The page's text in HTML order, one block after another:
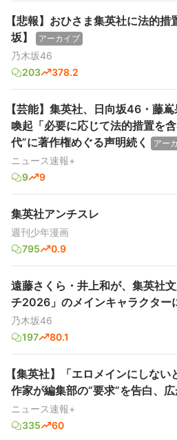
【悲報】おひさま集英社に法的
坂】
アーカイブ
乃木坂46
203
378.2
【芸能】集英社、日向坂46・藤
喚起「必要に応じて法的措置を
代”に著作権めぐる声明続く
アー
ニュース速報+
9
9
集英社アンチスレ
週刊少年漫画
795
0.9
遠藤さくら・井上和が、集英社
チ2026」のメインキャラクター
乃木坂46
197
80.1
【集英社】「エロメインにしな
作家が編集部の“要求”を告白、
ニュース速報+
335
60